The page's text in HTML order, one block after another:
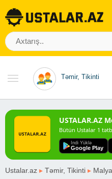
Təmir, Tikinti
USTALAR.AZ
Bütün Ustalar 1
Indi Yüklə
Google Play
Ustalar.az ▸ Təmir, Tikinti ▸